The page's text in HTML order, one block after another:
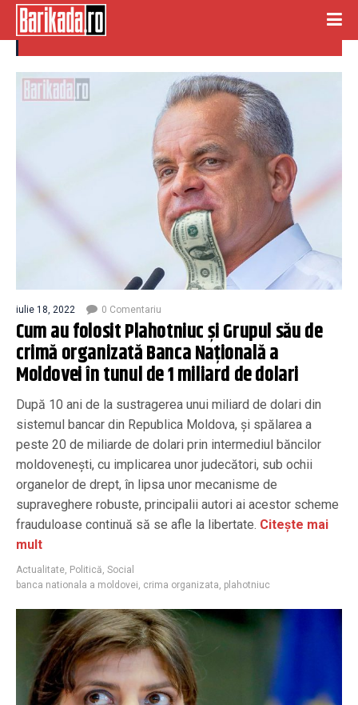
crima organizata
iulie 18, 2022 0 Comentariu
Cum au folosit Plahotniuc și Grupul său de
crimă organizată Banca Națională a
Moldovei în tunul de 1 miliard de dolari
După 10 ani de la sustragerea unui miliard de dolari din
sistemul bancar din Republica Moldova, și spălarea a
peste 20 de miliarde de dolari prin intermediul băncilor
moldovenești, cu implicarea unor judecători, sub ochii
organelor de drept, în lipsa unor mecanisme de
supraveghere robuste, principalii autori ai acestor scheme
frauduloase continuă să se afle la libertate. Citește mai
mult
Actualitate, Politică, Social
banca nationala a moldovei, crima organizata, plahotniuc